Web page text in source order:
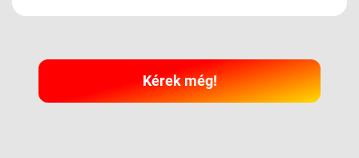
Kérek még!